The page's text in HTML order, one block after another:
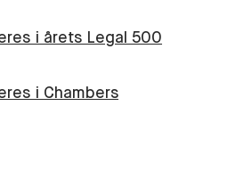
i årets Legal 500
i Chambers